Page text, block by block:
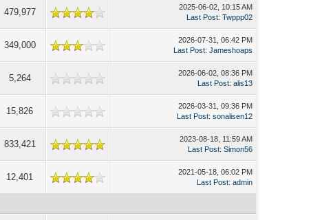
479,977
2025-06-02, 10:15 AM
Last Post:Twppp02
349,000
2026-07-31, 06:42 PM
Last Post:Jameshoaps
5,264
2026-06-02, 08:36 PM
Last Post:alis13
15,826
2026-03-31, 09:36 PM
Last Post:sonalisen12
833,421
2023-08-18, 11:59 AM
Last Post:Simon56
12,401
2021-05-18, 06:02 PM
Last Post:admin